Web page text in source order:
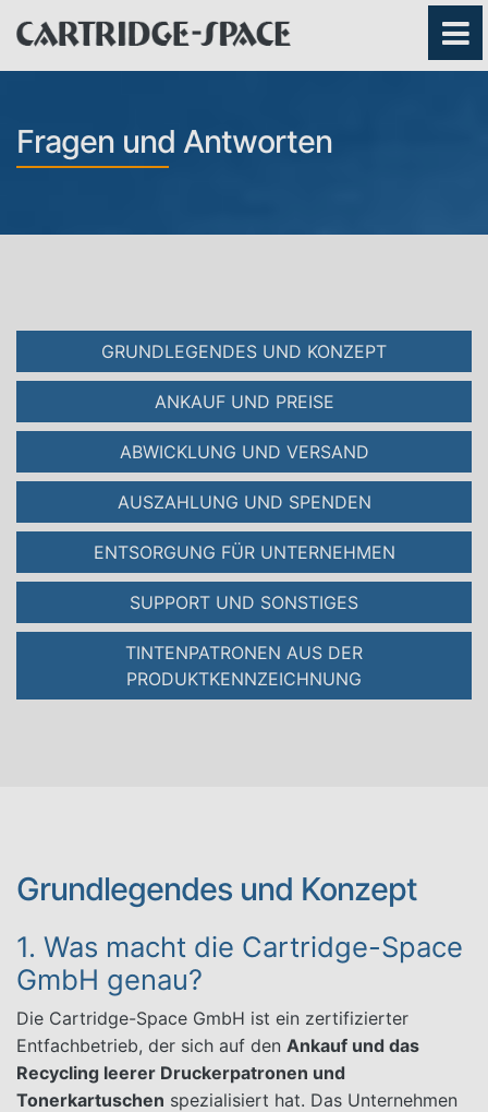
Fragen und Antworten
GRUNDLEGENDES UND KONZEPT
ANKAUF UND PREISE
ABWICKLUNG UND VERSAND
AUSZAHLUNG UND SPENDEN
ENTSORGUNG FÜR UNTERNEHMEN
SUPPORT UND SONSTIGES
TINTENPATRONEN AUS DER
PRODUKTKENNZEICHNUNG
Grundlegendes und Konzept
1. Was macht die Cartridge-Space
GmbH genau?
Die Cartridge-Space GmbH ist ein zertifizierter
Entfachbetrieb, der sich auf den Ankauf und das
Recycling leerer Druckerpatronen und
Tonerkartuschen spezialisiert hat. Das Unternehmen